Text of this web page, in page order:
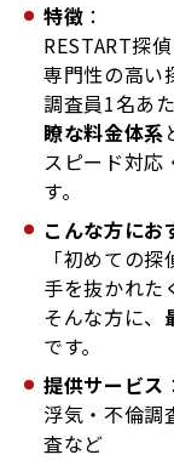
特徴 ：
RESTART探
専門性の高い
調査員1名あ
瞭な料金体系
スピード対応
す。
こんな方にお
「初めての
手を抜かれた
そんな方に、
です。
提供サービス
浮気・不倫調
査など